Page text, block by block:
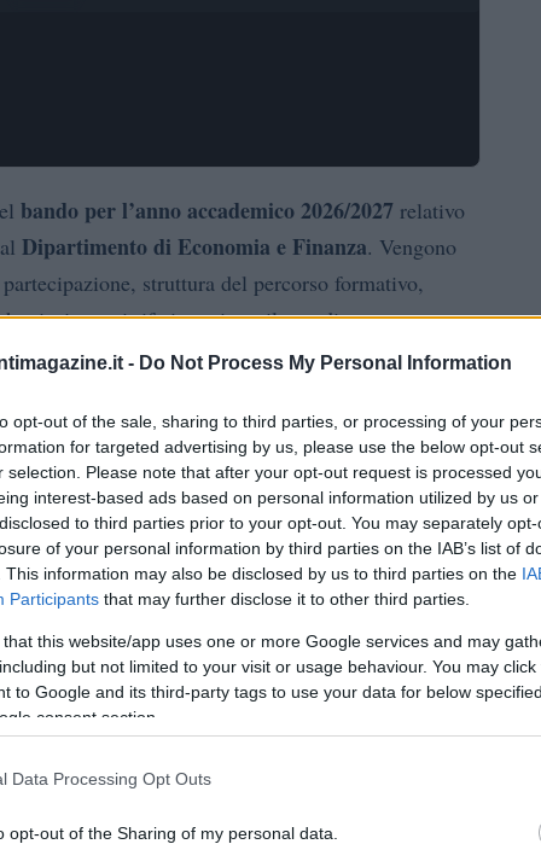
- Do Not Process My Personal Information
opt-out of the sale, sharing to third parties, or processing of your
for targeted advertising by us, please use the below opt-out
selection. Please note that after your opt-out request is processed
interest-based ads based on personal information utilized by us
to third parties prior to your opt-out. You may separately
of your personal information by third parties on the IAB’s list of
This information may also be disclosed by us to third parties on the
Participants that may further disclose it to other third parties.
that this website/app uses one or more Google services and may
but not limited to your visit or usage behaviour. You may
to Google and its third-party tags to use your data for below
consent section.
Data Processing Opt Outs
opt-out of the Sharing of my personal data.
bando per l’anno accademico 2026/2027 relativo
Dipartimento di Economia e Finanza. Vengono
struttura del percorso formativo,
insieme ai riferimenti per il coordinamento.
post-laurea: prima di procedere con
della domanda di ammissione contenente il
di pre-matricola, poiché questo identificativo verrà
accademiche
Occorre sottolineare che imaster
laurea o a una laurea magistrale: si tratta di percorsi
diretto a corsi di laurea magistrale, a dottorati di
il percorso assegna
stimato in